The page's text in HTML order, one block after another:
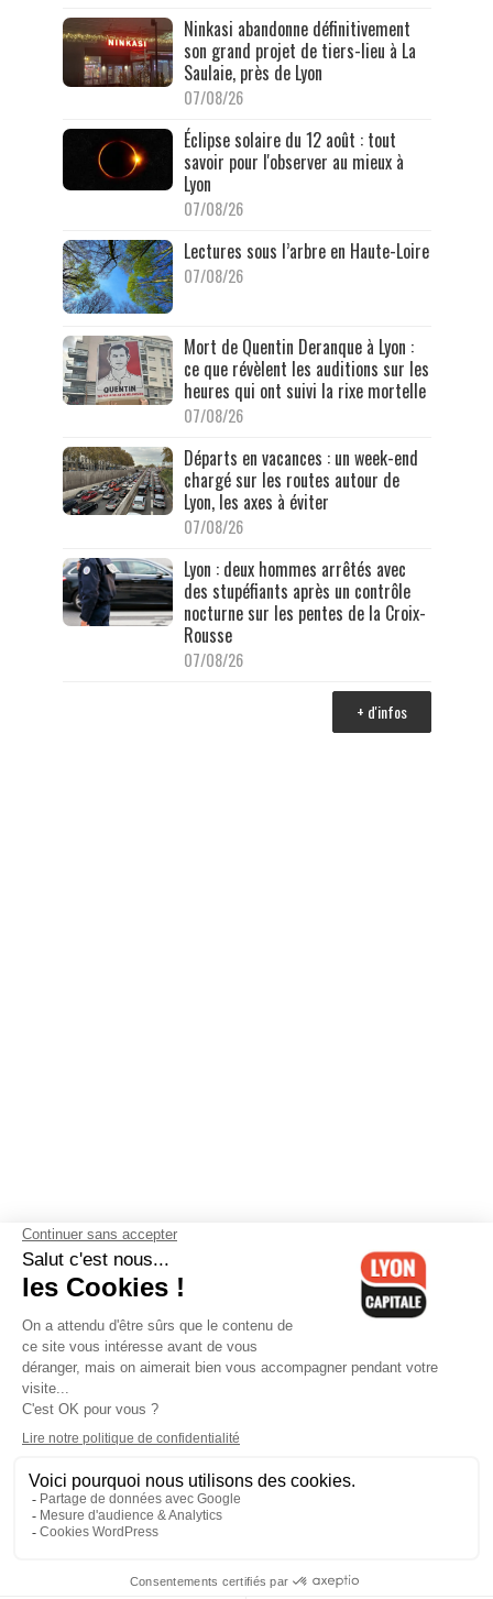
Ninkasi abandonne définitivement
son grand projet de tiers-lieu à La
Saulaie, près de Lyon
07/08/26
Éclipse solaire du 12 août : tout
savoir pour l'observer au mieux à
Lyon
07/08/26
Lectures sous l’arbre en Haute-Loire
07/08/26
Mort de Quentin Deranque à Lyon :
ce que révèlent les auditions sur les
heures qui ont suivi la rixe mortelle
07/08/26
Départs en vacances : un week-end
chargé sur les routes autour de
Lyon, les axes à éviter
07/08/26
Lyon : deux hommes arrêtés avec
des stupéfiants après un contrôle
nocturne sur les pentes de la Croix-
Rousse
07/08/26
+ d'infos
Contactez-nous-Mentions légales-CGV-Politique de
confidentialité-Gestion des cookies
Cedex 06